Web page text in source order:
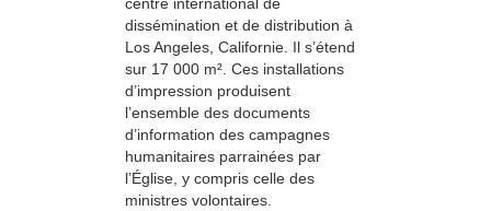
centre international de
dissémination et de distribution à
Los Angeles, Californie. Il s’étend
sur 17 000 m². Ces installations
d’impression produisent
l’ensemble des documents
d’information des campagnes
humanitaires parrainées par
l’Église, y compris celle des
ministres volontaires.